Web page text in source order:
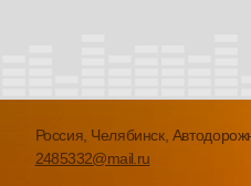
Россия, Челябинск,
2485332@mail.ru